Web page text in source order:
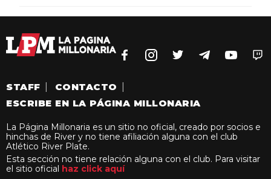
STAFF CONTACTO
ESCRIBE EN LA PÁGINA MILLONARIA
La Página Millonaria es un sitio no oficial, creado por socios e
hinchas de River y no tiene afiliación alguna con el club
Atlético River Plate.
Esta sección no tiene relación alguna con el club. Para visitar
el sitio oficial haz click aquí